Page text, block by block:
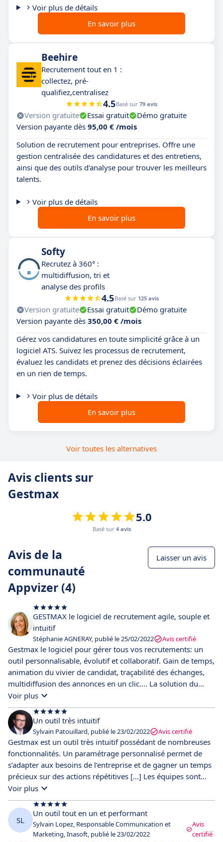
Voir plus de détails
En savoir plus
Beehire
Recrutement tout en 1 :
collectez, pré-
qualifiez,centralisez
4.5Basé sur 79 avis
Version gratuite Essai gratuit
Démo gratuite
Version payante dès 95,00 € /mois
Solution de recrutement pour entreprises. Offre une
gestion centralisée des candidatures et des entretiens,
ainsi que des outils d'analyse pour trouver les meilleurs
talents.
Voir plus de détails
En savoir plus
Softy
Recrutez à 360° :
multidiffusion, tri et
analyse des profils
4.5Basé sur 125 avis
Version gratuite Essai gratuit
Démo gratuite
Version payante dès 350,00 € /mois
Gérez vos candidatures en toute simplicité grâce à un
logiciel ATS. Suivez les processus de recrutement,
évaluez les candidats et prenez des décisions éclairées
en un rien de temps.
Voir plus de détails
En savoir plus
Voir toutes les alternatives
Avis clients sur
Gestmax
5.0
Basé sur 4 avis
Avis de la
communauté
Appvizer (4)
Laisser un avis
GESTMAX le logiciel de recrutement agile, souple et
intuitif
Stéphanie AGNERAY, publié le 25/02/2022 Avis certifié
Gestmax le logiciel pour gérer tous vos recrutements: un
outil personnalisable, évolutif et collaboratif. Gain de temps,
animation du vivier de candidat, traçabilité des échanges,
multidiffusion des annonces en un clic.... La solution du
recruteur adaptée a son entreprise, ses métiers, son
contexte.
Voir plus
Un outil très intuitif
Sylvain Patouillard, publié le 23/02/2022 Avis certifié
Gestmax est un outil très intuitif possédant de nombreuses
fonctionnalités. Un paramétrage personnalisé permet de
s’adapter aux besoins de l’entreprise et de gagner un temps
précieux sur des actions répétitives […] Les équipes sont
très à l’écoute des besoins et des demandes d’évolution de
l’outil.
Voir plus
SL
Un outil tout en un et performant
Sylvain Lopez, Responsable Communication et
Marketing, Inasoft, publié le 23/02/2022
Avis
certifié